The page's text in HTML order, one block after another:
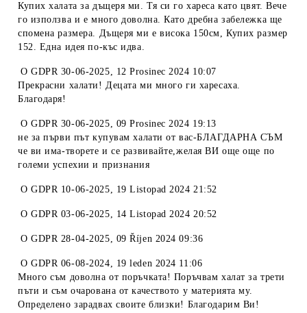
Купих халата за дъщеря ми. Тя си го хареса като цвят. Вече
го използва и е много доволна. Като дребна забележка ще
спомена размера. Дъщеря ми е висока 150см, Купих размер
152. Една идея по-къс идва.
OGDPR 30-06-2025, 12 Prosinec 2024 10:07
Прекрасни халати! Децата ми много ги харесаха.
Благодаря!
OGDPR 30-06-2025, 09 Prosinec 2024 19:13
не за първи път купувам халати от вас-БЛАГДАРНА СЪМ
че ви има-творете и се развивайте,желая ВИ още още по
големи успехии и признания
OGDPR 10-06-2025, 19 Listopad 2024 21:52
OGDPR 03-06-2025, 14 Listopad 2024 20:52
OGDPR 28-04-2025, 09 Říjen 2024 09:36
OGDPR 06-08-2024, 19 leden 2024 11:06
Много съм доволна от поръчката! Поръчвам халат за трети
пъти и съм очарована от качеството у материята му.
Определено зарадвах своите близки! Благодарим Ви!